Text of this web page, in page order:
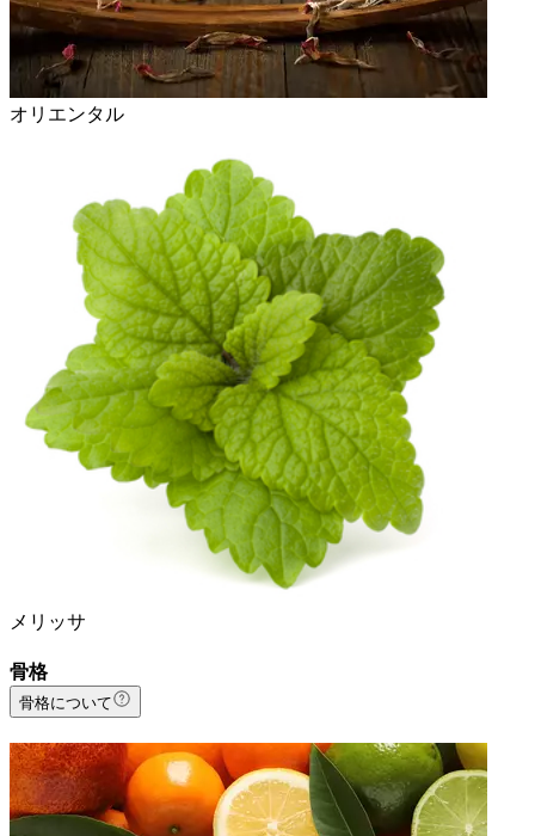
オリエンタル
メリッサ
骨格
骨格について